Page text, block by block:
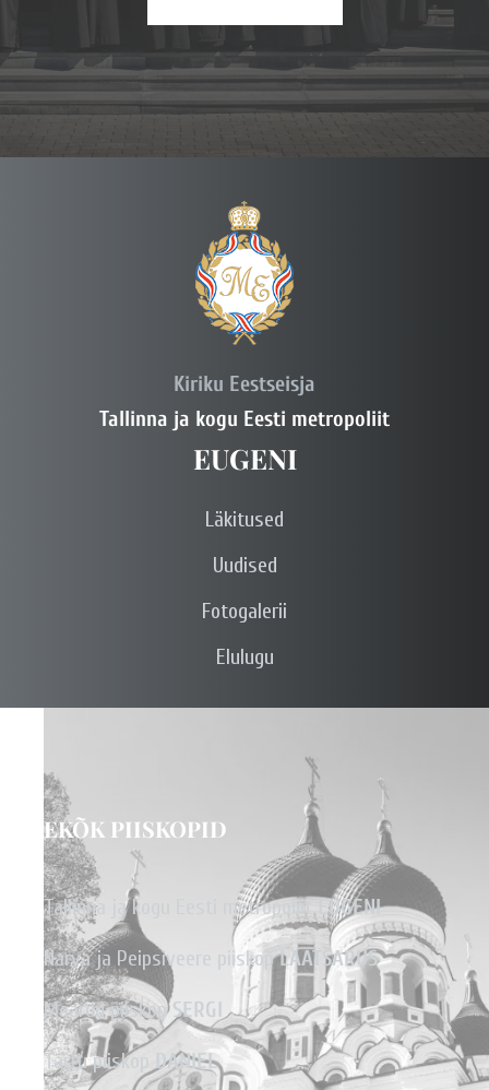
Kiriku Eestseisja
Tallinna ja kogu Eesti metropoliit
EUGENI
Läkitused
Uudised
Fotogalerii
Elulugu
EKÕK PIISKOPID
Tallinna ja kogu Eesti metropoliit EUGENI
Narva ja Peipsiveere piiskopLAATSARUS
Maardu piiskopSERGI
Tartu piiskop DANIEL